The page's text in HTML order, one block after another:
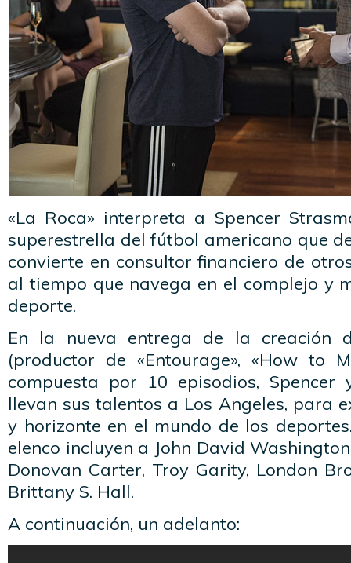
«La Roca» interpreta a Spencer
superestrella del fútbol americano que
convierte en consultor financiero de
al tiempo que navega en el complejo y
deporte.
En la nueva entrega de la creación
(productor de «Entourage», «How to
compuesta por 10 episodios, Spencer
llevan sus talentos a Los Angeles, para
y horizonte en el mundo de los
elenco incluyen a John David
Donovan Carter, Troy Garity, London
Brittany S. Hall.
A continuación, un adelanto: